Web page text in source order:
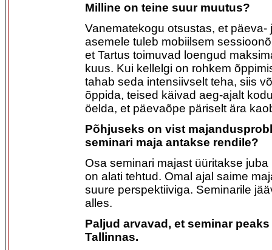
Milline on teine suur muutus?
Vanematekogu otsustas, et päeva-
asemele tuleb mobiilsem
et Tartus toimuvad loengud
kuus. Kui kellelgi on rohkem
tahab seda intensiivselt teha, siis
õppida, teised käivad aeg-ajalt
öelda, et päevaõpe päriselt ära
Põhjuseks on vist
seminari maja antakse rendile?
Osa seminari majast üüritakse
on alati tehtud. Omal ajal saime
suure perspektiiviga. Seminarile
alles.
Paljud arvavad, et seminar
Tallinnas.